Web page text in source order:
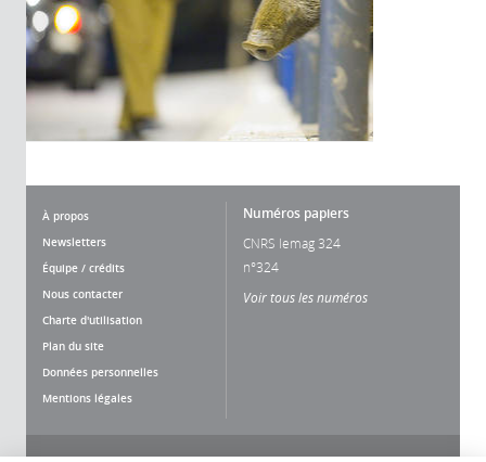
À propos
Newsletters
Équipe / crédits
Nous contacter
Charte d'utilisation
Plan du site
Données personnelles
Mentions légales
Numéros papiers
CNRS lemag 324
n°324
Voir tous les numéros